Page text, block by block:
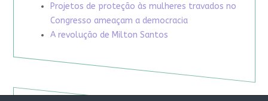
Projetos de proteção às mulheres travados no
Congresso ameaçam a democracia
A revolução de Milton Santos